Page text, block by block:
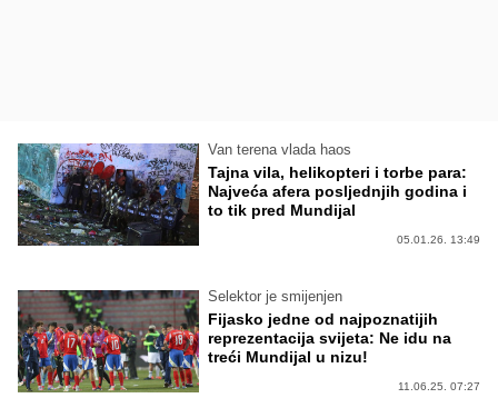
Van terena vlada haos
Tajna vila, helikopteri i torbe para:
Najveća afera posljednjih godina i
to tik pred Mundijal
05.01.26. 13:49
Selektor je smijenjen
Fijasko jedne od najpoznatijih
reprezentacija svijeta: Ne idu na
treći Mundijal u nizu!
11.06.25. 07:27